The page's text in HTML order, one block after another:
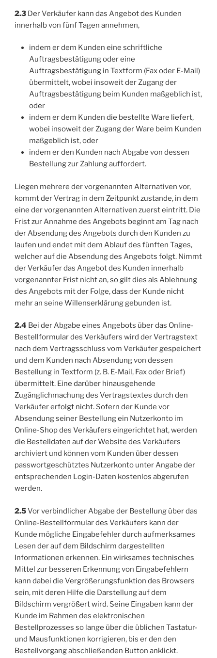
2.3 Der Verkäufer kann das Angebot des Kunden
innerhalb von fünf Tagen annehmen,
indem er dem Kunden eine schriftliche
Auftragsbestätigung oder eine
Auftragsbestätigung in Textform (Fax oder E-Mail)
übermittelt, wobei insoweit der Zugang der
Auftragsbestätigung beim Kunden maßgeblich ist,
oder
indem er dem Kunden die bestellte Ware liefert,
wobei insoweit der Zugang der Ware beim Kunden
maßgeblich ist, oder
indem er den Kunden nach Abgabe von dessen
Bestellung zur Zahlung auffordert.
Liegen mehrere der vorgenannten Alternativen vor,
kommt der Vertrag in dem Zeitpunkt zustande, in dem
eine der vorgenannten Alternativen zuerst eintritt. Die
Frist zur Annahme des Angebots beginnt am Tag nach
der Absendung des Angebots durch den Kunden zu
laufen und endet mit dem Ablauf des fünften Tages,
welcher auf die Absendung des Angebots folgt. Nimmt
der Verkäufer das Angebot des Kunden innerhalb
vorgenannter Frist nicht an, so gilt dies als Ablehnung
des Angebots mit der Folge, dass der Kunde nicht
mehr an seine Willenserklärung gebunden ist.
2.4 Bei der Abgabe eines Angebots über das Online-
Bestellformular des Verkäufers wird der Vertragstext
nach dem Vertragsschluss vom Verkäufer gespeichert
und dem Kunden nach Absendung von dessen
Bestellung in Textform (z. B. E-Mail, Fax oder Brief)
übermittelt. Eine darüber hinausgehende
Zugänglichmachung des Vertragstextes durch den
Verkäufer erfolgt nicht. Sofern der Kunde vor
Absendung seiner Bestellung ein Nutzerkonto im
Online-Shop des Verkäufers eingerichtet hat, werden
die Bestelldaten auf der Website des Verkäufers
archiviert und können vom Kunden über dessen
passwortgeschütztes Nutzerkonto unter Angabe der
entsprechenden Login-Daten kostenlos abgerufen
werden.
2.5Vor verbindlicher Abgabe der Bestellung über das
Online-Bestellformular des Verkäufers kann der
Kunde mögliche Eingabefehler durch aufmerksames
Lesen der auf dem Bildschirm dargestellten
Informationen erkennen. Ein wirksames technisches
Mittel zur besseren Erkennung von Eingabefehlern
kann dabei die Vergrößerungsfunktion des Browsers
sein, mit deren Hilfe die Darstellung auf dem
Bildschirm vergrößert wird. Seine Eingaben kann der
Kunde im Rahmen des elektronischen
Bestellprozesses so lange über die üblichen Tastatur-
und Mausfunktionen korrigieren, bis er den den
Bestellvorgang abschließenden Button anklickt.